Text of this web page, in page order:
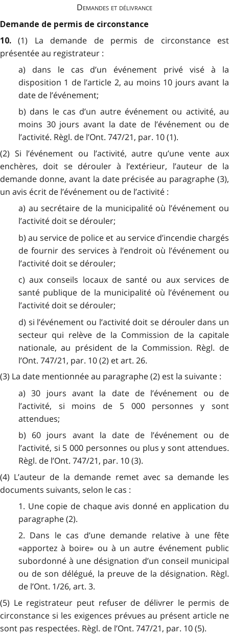
Demandes et délivrance
Demande de permis de circonstance
10.(1) La demande de permis de circonstance est
présentée au registrateur :
a) dans le cas d’un événement privé visé à la
disposition 1 de l’article 2, au moins 10 jours avant la
date de l’événement;
b) dans le cas d’un autre événement ou activité, au
moins 30 jours avant la date de l’événement ou de
l’activité. Règl. de l’Ont. 747/21, par. 10 (1).
(2) Si l’événement ou l’activité, autre qu’une vente aux
enchères, doit se dérouler à l’extérieur, l’auteur de la
demande donne, avant la date précisée au paragraphe (3),
un avis écrit de l’événement ou de l’activité :
a) au secrétaire de la municipalité où l’événement ou
l’activité doit se dérouler;
b) au service de police et au service d’incendie chargés
de fournir des services à l’endroit où l’événement ou
l’activité doit se dérouler;
c) aux conseils locaux de santé ou aux services de
santé publique de la municipalité où l’événement ou
l’activité doit se dérouler;
d) si l’événement ou l’activité doit se dérouler dans un
secteur qui relève de la Commission de la capitale
nationale, au président de la Commission. Règl. de
l’Ont. 747/21, par. 10 (2) et art. 26.
(3) La date mentionnée au paragraphe (2) est la suivante :
a) 30 jours avant la date de l’événement ou de
l’activité, si moins de 5 000 personnes y sont
attendues;
b) 60 jours avant la date de l’événement ou de
l’activité, si 5 000 personnes ou plus y sont attendues.
Règl. de l’Ont. 747/21, par. 10 (3).
(4) L’auteur de la demande remet avec sa demande les
documents suivants, selon le cas :
1. Une copie de chaque avis donné en application du
paragraphe (2).
2. Dans le cas d’une demande relative à une fête
«apportez à boire» ou à un autre événement public
subordonné à une désignation d’un conseil municipal
ou de son délégué, la preuve de la désignation. Règl.
de l’Ont. 1/26, art. 3.
(5) Le registrateur peut refuser de délivrer le permis de
circonstance si les exigences prévues au présent article ne
sont pas respectées. Règl. de l’Ont. 747/21, par. 10 (5).